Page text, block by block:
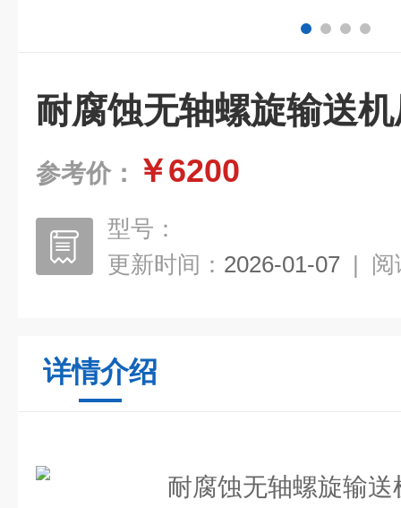
耐腐蚀无轴螺旋输送
参考价： ￥6200
型号：
更新时间： 2026-01-07 | 阅
详情介绍